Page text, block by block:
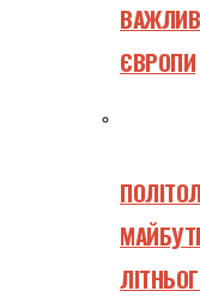
ЄВРОПИ